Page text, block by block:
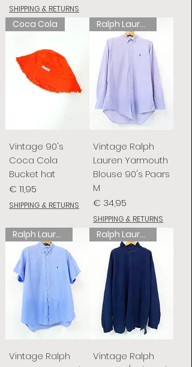
SHIPPING & RETURNS
Coca Cola
Vintage 90's
Coca Cola
Bucket hat
Prijs
€ 11,95
SHIPPING & RETURNS
Ralph Lauren
Vintage Ralph
Lauren Yarmouth
Blouse 90's Paars
M
Prijs
€ 34,95
SHIPPING & RETURNS
Ralph Lauren
Vintage Ralph
Ralph Lauren
Vintage Ralph